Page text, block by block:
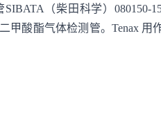
SIBATA（柴田科学）
甲酸酯气体检测管。Tenax